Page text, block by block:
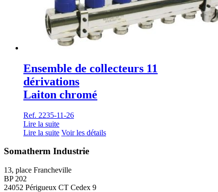
Ensemble de collecteurs 11
dérivations
Laiton chromé
Ref. 2235-11-26
Lire la suite
Lire la suite Voir les détails
Somatherm Industrie
13, place Francheville
BP 202
24052 Périgueux CT Cedex 9